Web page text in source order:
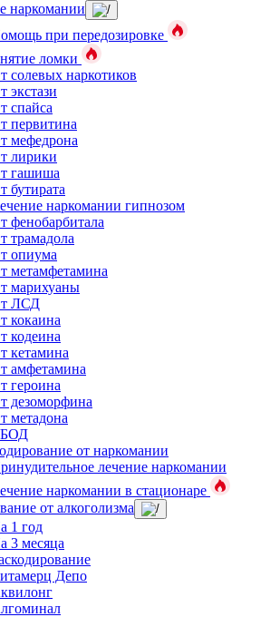
наркомании
при передозировке
ломки
солевых наркотиков
экстази
спайса
первитина
мефедрона
лирики
гашиша
бутирата
наркомании гипнозом
фенобарбитала
трамадола
опиума
метамфетамина
марихуаны
ЛСД
кокаина
кодеина
кетамина
амфетамина
героина
дезоморфина
метадона
от наркомании
лечение наркомании
наркомании в стационаре
от алкоголизма
1 год
3 месяца
Депо